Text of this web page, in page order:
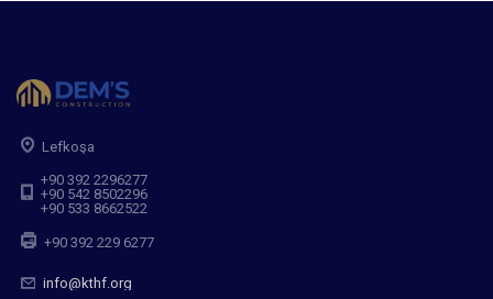
Lefkoşa
+90 392 2296277
+90 542 8502296
+90 533 8662522
+90 392 229 6277
info@kthf.org